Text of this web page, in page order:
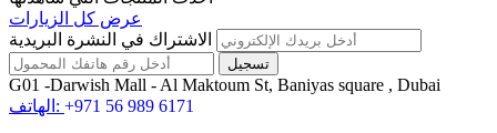
عرض كل الزيارات
الاشتراك في النشرة البريدية
G01 -Darwish Mall - Al Maktoum St, Baniyas square , Dubai
الهاتف: +971 56 989 6171